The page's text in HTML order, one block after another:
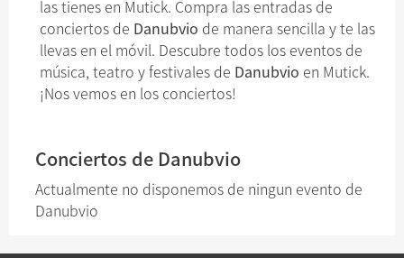
las tienes en Mutick. Compra las entradas de
conciertos de Danubvio de manera sencilla y te las
llevas en el móvil. Descubre todos los eventos de
música, teatro y festivales de Danubvio en Mutick.
¡Nos vemos en los conciertos!
Conciertos de Danubvio
Actualmente no disponemos de ningun evento de
Danubvio